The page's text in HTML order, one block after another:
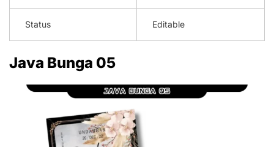
Status Editable
Java Bunga 05